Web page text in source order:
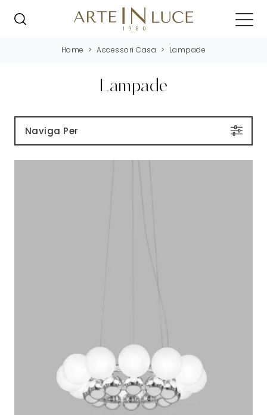
Home > Accessori Casa > Lampade
Lampade
Naviga Per